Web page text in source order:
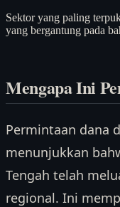
Sektor yang paling
yang bergantung pada
Mengapa Ini
Permintaan dana
menunjukkan
Tengah telah
regional. Ini